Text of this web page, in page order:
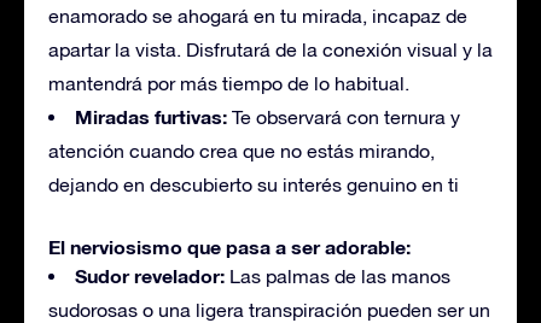
enamorado se ahogará en tu mirada, incapaz de
apartar la vista. Disfrutará de la conexión visual y la
mantendrá por más tiempo de lo habitual.
Miradas furtivas: Te observará con ternura y
atención cuando crea que no estás mirando,
dejando en descubierto su interés genuino en ti
El nerviosismo que pasa a ser adorable:
Sudor revelador: Las palmas de las manos
sudorosas o una ligera transpiración pueden ser un